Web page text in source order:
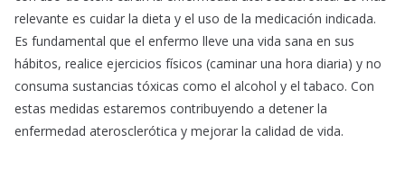
relevante es cuidar la dieta y el uso de la medicación indicada.
Es fundamental que el enfermo lleve una vida sana en sus
hábitos, realice ejercicios físicos (caminar una hora diaria) y no
consuma sustancias tóxicas como el alcohol y el tabaco. Con
estas medidas estaremos contribuyendo a detener la
enfermedad aterosclerótica y mejorar la calidad de vida.